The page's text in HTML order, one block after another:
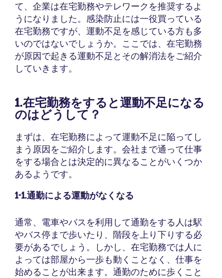
て、企業は在宅勤務やテレワークを推奨するよ
うになりました。感染防止には一役買っている
在宅勤務ですが、運動不足を感じている方も多
いのではないでしょうか。ここでは、在宅勤務
が原因で起きる運動不足とその解消法をご紹介
していきます。
1.在宅勤務をすると運動不足になる
のはどうして？
まずは、在宅勤務によって運動不足に陥ってし
まう原因をご紹介します。会社まで通って仕事
をする場合とは決定的に異なることがいくつか
あるようです。
1-1.通勤による運動がなくなる
通常、電車やバスを利用して通勤をする人は駅
やバス停まで歩いたり、階段を上り下りする必
要があるでしょう。しかし、在宅勤務では人に
よっては部屋から一歩も動くことなく、仕事を
始めることが出来ます。通勤のために歩くこと